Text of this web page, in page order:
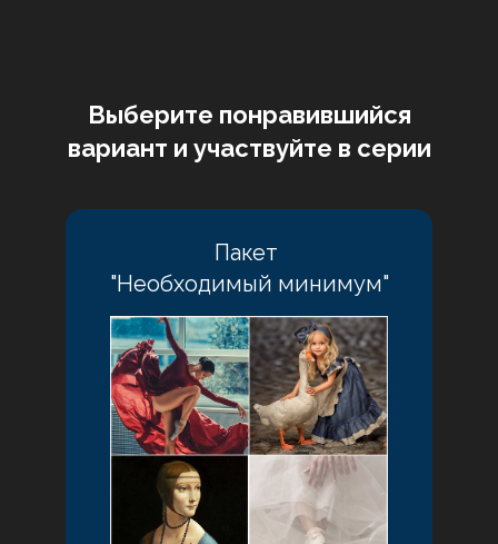
Выберите понравившийся
вариант и участвуйте в серии
Пакет
"Необходимый минимум"